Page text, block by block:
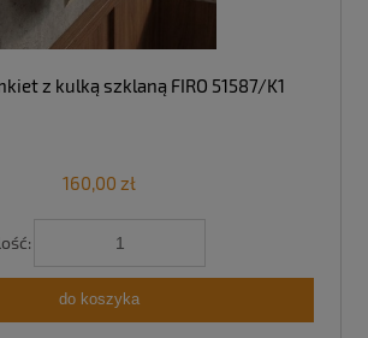
z kulką szklaną FIRO 51587/K1
160,00 zł
do koszyka